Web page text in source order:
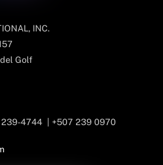
INC.
Golf
4744 | +507 239 0970